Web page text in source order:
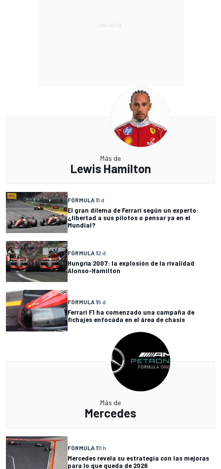
Más de
Lewis Hamilton
FÓRMULA 11 d
El gran dilema de Ferrari según un experto:
¿libertad a sus pilotos o pensar ya en el
Mundial?
FÓRMULA 12 d
Hungría 2007: la explosión de la rivalidad
Alonso-Hamilton
FÓRMULA 15 d
Ferrari F1 ha comenzado una campaña de
fichajes enfocada en el área de chasis
Más de
Mercedes
FÓRMULA 111 h
Mercedes revela su estrategia con las mejoras
para lo que queda de 2026